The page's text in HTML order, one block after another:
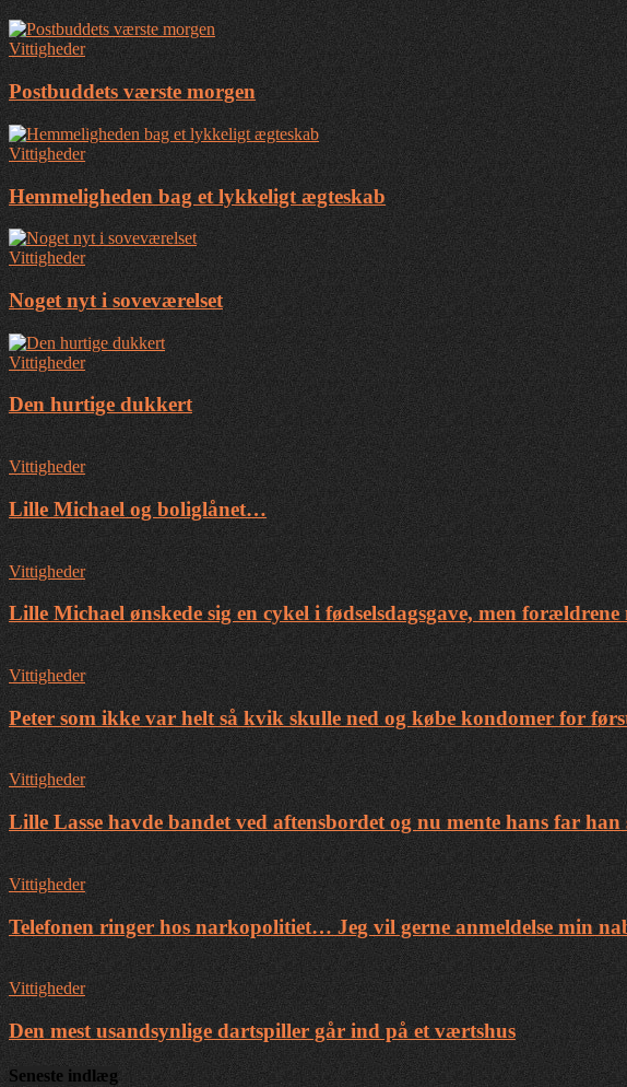
Vittigheder
Postbuddets værste morgen
Vittigheder
Hemmeligheden bag et lykkeligt ægteskab
Vittigheder
Noget nyt i soveværelset
Vittigheder
Den hurtige dukkert
Vittigheder
Lille Michael og boliglånet…
Vittigheder
Lille Michael ønskede sig en cykel i fødselsdagsgave, men
Vittigheder
Peter som ikke var helt så kvik skulle ned og købe kondomer for
Vittigheder
Lille Lasse havde bandet ved aftensbordet og nu mente hans far
Vittigheder
Telefonen ringer hos narkopolitiet… Jeg vil gerne anmeldelse min
Vittigheder
Den mest usandsynlige dartspiller går ind på et værtshus
Seneste indlæg